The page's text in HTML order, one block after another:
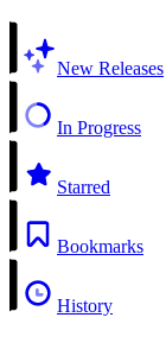
New Releases
In Progress
Starred
Bookmarks
History